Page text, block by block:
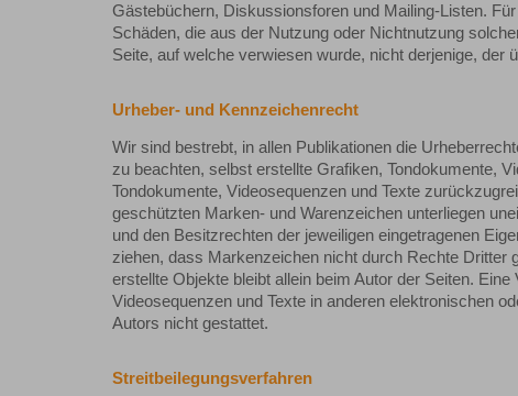
Gästebüchern, Diskussionsforen und Mailing-Listen.
Schäden, die aus der Nutzung oder Nichtnutzung
Seite, auf welche verwiesen wurde, nicht derjenige, der
Urheber- und Kennzeichenrecht
Wir sind bestrebt, in allen Publikationen die
zu beachten, selbst erstellte Grafiken, Tondokumente,
Tondokumente, Videosequenzen und Texte
geschützten Marken- und Warenzeichen unterliegen
und den Besitzrechten der jeweiligen eingetragenen
ziehen, dass Markenzeichen nicht durch Rechte
erstellte Objekte bleibt allein beim Autor der Seiten.
Videosequenzen und Texte in anderen elektronischen
Autors nicht gestattet.
Streitbeilegungsverfahren